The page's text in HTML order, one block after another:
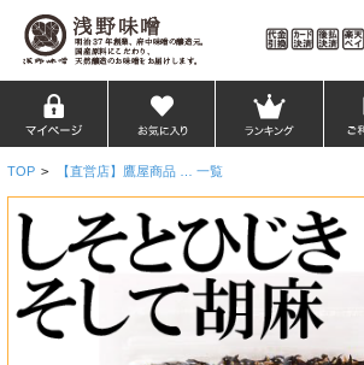
TOP > 【直営店】鷹屋商品 … 一覧